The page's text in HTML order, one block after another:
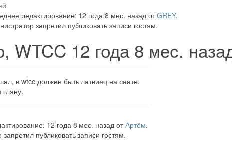
редактирование: 12 года 8 мес. назад отGREY.
запретил публиковать записи гостям.
WTCC 12 года 8 мес.
в wtcc должен быть латвиец на сеате.
12 года 8 мес. назад отАртём.
публиковать записи гостям.